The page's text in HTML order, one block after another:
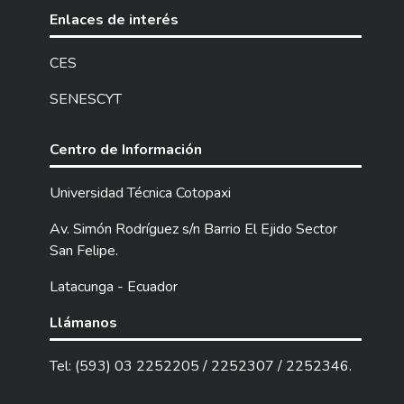
rendimiento académico en esta área. Por tal
razón, el abordar las habilidades de lectura y
anteriores investigaciones, favorece de
aprender jugando y superar retos y
desafíos, motiva al estudiante y genera
interés. Objetivo: Analizar la incidencia de la
lectoescritoras de los estudiantes de 8vo B
de Educación General Básica de la Unidad
Educativa Particular “Sagrado Corazón de
investigación es cuantitativo con diseño
cuasiexperimental a un sólo grupo de
trabajo, con corte transversal, con métodos
Enlaces de interés
CES
SENESCYT
Centro de Información
Universidad Técnica Cotopaxi
Av. Simón Rodríguez s/n Barrio El Ejido Sector
San Felipe.
Latacunga - Ecuador
Llámanos
Tel: (593) 03 2252205 / 2252307 / 2252346.